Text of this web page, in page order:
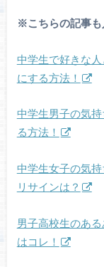
※こちらの記事も
中学生で好きな
にする方法！
中学生男子の気
る方法！
中学生女子の気
リサインは？
男子高校生のあ
はコレ！